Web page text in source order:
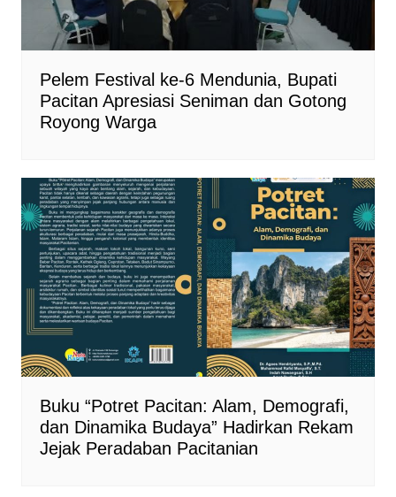
Pelem Festival ke-6 Mendunia, Bupati
Pacitan Apresiasi Seniman dan Gotong
Royong Warga
Buku “Potret Pacitan: Alam, Demografi,
dan Dinamika Budaya” Hadirkan Rekam
Jejak Peradaban Pacitanian